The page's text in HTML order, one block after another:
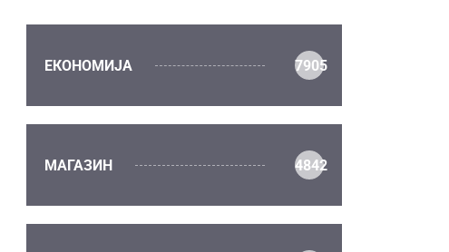
ЕКОНОМИЈА 7905
МАГАЗИН 4842